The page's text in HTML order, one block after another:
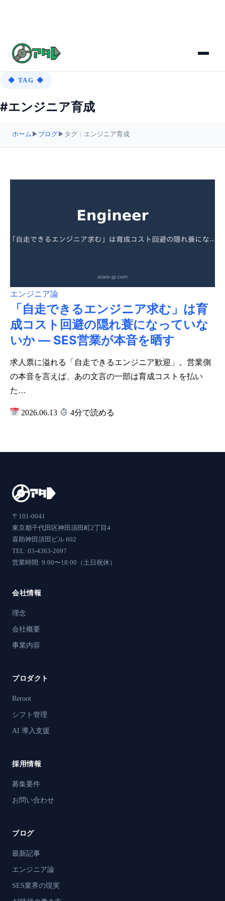
◆ TAG ◆
#エンジニア育成
ホーム ▶ ブログ▶ タグ：エンジニア育成
エンジニア論
「自走できるエンジニア求む」は育
成コスト回避の隠れ蓑になっていな
いか ― SES営業が本音を晒す
求人票に溢れる「自走できるエンジニア歓迎」。営業側
の本音を言えば、あの文言の一部は育成コストを払い
た…
2026.06.13 4分で読める
〒101-0041
東京都千代田区神田須田町2丁目4
喜助神田須田ビル 602
TEL: 03-4363-2697
営業時間: 9:00〜18:00（土日祝休）
会社情報
理念
会社概要
事業内容
プロダクト
Reroot
シフト管理
AI 導入支援
採用情報
募集要件
お問い合わせ
ブログ
最新記事
エンジニア論
SES業界の現実